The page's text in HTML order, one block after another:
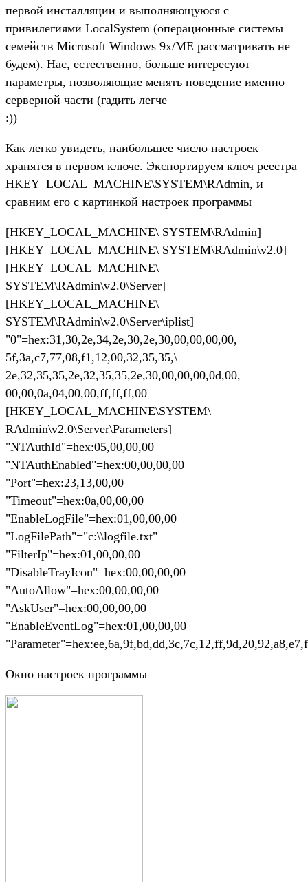
первой инсталляции и выполняющуюся с
привилегиями LocalSystem (операционные системы
семейств Microsoft Windows 9x/ME рассматривать не
будем). Нас, естественно, больше интересуют
параметры, позволяющие менять поведение именно
серверной части (гадить легче
:))
Как легко увидеть, наибольшее число настроек
хранятся в первом ключе. Экспортируем ключ реестра
HKEY_LOCAL_MACHINE\SYSTEM\RAdmin, и
сравним его с картинкой настроек программы
[HKEY_LOCAL_MACHINE\ SYSTEM\RAdmin]
[HKEY_LOCAL_MACHINE\ SYSTEM\RAdmin\v2.0]
[HKEY_LOCAL_MACHINE\
SYSTEM\RAdmin\v2.0\Server]
[HKEY_LOCAL_MACHINE\
SYSTEM\RAdmin\v2.0\Server\iplist]
"0"=hex:31,30,2e,34,2e,30,2e,30,00,00,00,00,
5f,3a,c7,77,08,f1,12,00,32,35,35,\
2e,32,35,35,2e,32,35,35,2e,30,00,00,00,0d,00,
00,00,0a,04,00,00,ff,ff,ff,00
[HKEY_LOCAL_MACHINE\SYSTEM\
RAdmin\v2.0\Server\Parameters]
"NTAuthId"=hex:05,00,00,00
"NTAuthEnabled"=hex:00,00,00,00
"Port"=hex:23,13,00,00
"Timeout"=hex:0a,00,00,00
"EnableLogFile"=hex:01,00,00,00
"LogFilePath"="c:\\logfile.txt"
"FilterIp"=hex:01,00,00,00
"DisableTrayIcon"=hex:00,00,00,00
"AutoAllow"=hex:00,00,00,00
"AskUser"=hex:00,00,00,00
"EnableEventLog"=hex:01,00,00,00
Окно настроек программы